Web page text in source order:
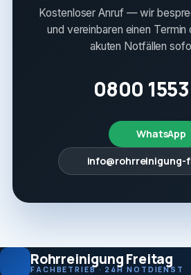
Kostenloser Anruf — wir
und vereinbaren einen Termin
akuten Notfällen
0800
WhatsApp
Rohrreinigung Freitag
FACHBETRIEB · 24H NOTDIENST